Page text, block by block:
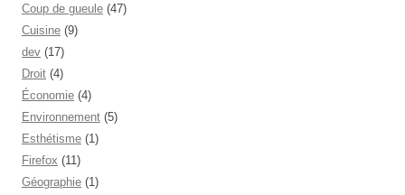
Coup de gueule (47)
Cuisine (9)
dev (17)
Droit (4)
Économie (4)
Environnement (5)
Esthétisme (1)
Firefox (11)
Géographie (1)